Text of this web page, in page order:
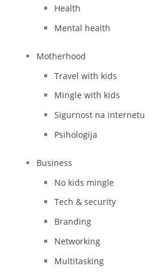
Health
Mental health
Motherhood
Travel with kids
Mingle with kids
Sigurnost na internetu
Psihologija
Business
No kids mingle
Tech & security
Branding
Networking
Multitasking